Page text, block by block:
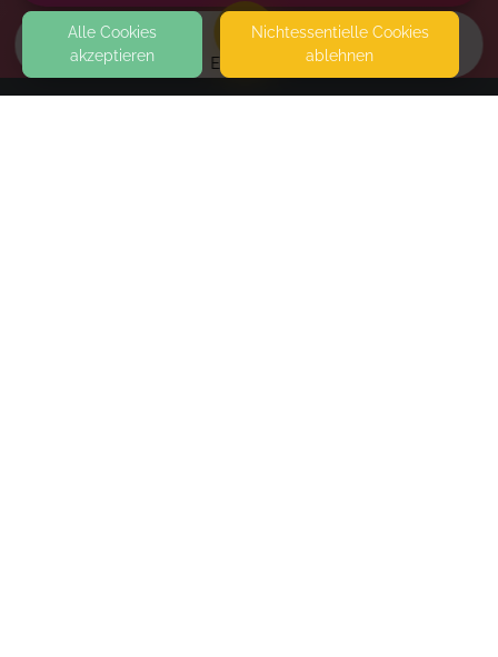
EVENTS
Alle Cookies
akzeptieren
Nicht­essentielle Cookies
ablehnen